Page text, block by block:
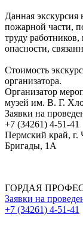
Данная экскурсия
пожарной части,
труду работников,
опасности,
Стоимость
организатора.
Организатор
музей им. В. Г.
Заявки на
+7 (34261) 4-51-41
Пермский край, г.
Бригады, 1А
ГОРДАЯ
Заявки на
+7 (34261) 4-51-41